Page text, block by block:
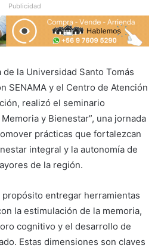
Publicidad
la Universidad Santo Tomás
SENAMA y el Centro de Atención
realizó el seminario
y Bienestar”, una jornada
prácticas que fortalezcan
integral y la autonomía de
de la región.
entregar herramientas
la estimulación de la memoria,
cognitivo y el desarrollo de
Estas dimensiones son claves